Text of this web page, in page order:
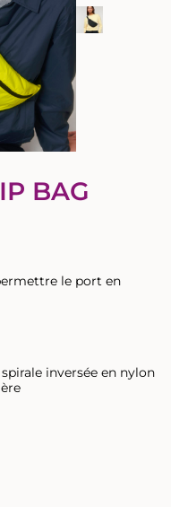
BAG
le port en
inversée en nylon